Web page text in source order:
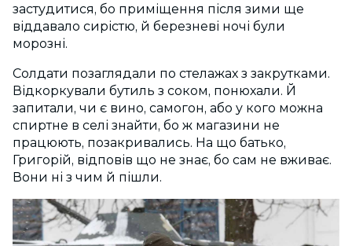
застудитися, бо приміщення після зими ще
віддавало сирістю, й березневі ночі були
морозні.
Солдати позаглядали по стелажах з закрутками.
Відкоркували бутиль з соком, понюхали. Й
запитали, чи є вино, самогон, або у кого можна
спиртне в селі знайти, бо ж магазини не
працюють, позакривались. На що батько,
Григорій, відповів що не знає, бо сам не вживає.
Вони ні з чим й пішли.